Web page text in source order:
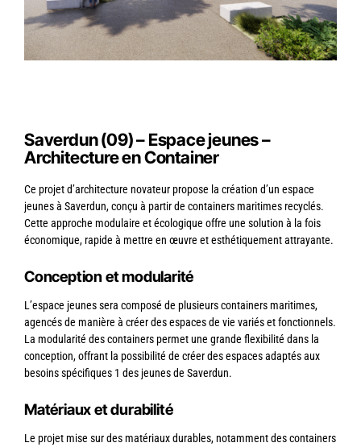
Saverdun (09) – Espace jeunes –
Architecture en Container
Ce projet d’architecture novateur propose la création d’un espace
jeunes à Saverdun, conçu à partir de containers maritimes recyclés.
Cette approche modulaire et écologique offre une solution à la fois
économique, rapide à mettre en œuvre et esthétiquement attrayante.
Conception et modularité
L’espace jeunes sera composé de plusieurs containers maritimes,
agencés de manière à créer des espaces de vie variés et fonctionnels.
La modularité des containers permet une grande flexibilité dans la
conception, offrant la possibilité de créer des espaces adaptés aux
besoins spécifiques 1 des jeunes de Saverdun.
Matériaux et durabilité
Le projet mise sur des matériaux durables, notamment des containers